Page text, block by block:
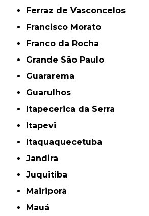
Ferraz de Vasconcelos
Francisco Morato
Franco da Rocha
Grande São Paulo
Guararema
Guarulhos
Itapecerica da Serra
Itapevi
Itaquaquecetuba
Jandira
Juquitiba
Mairiporã
Mauá